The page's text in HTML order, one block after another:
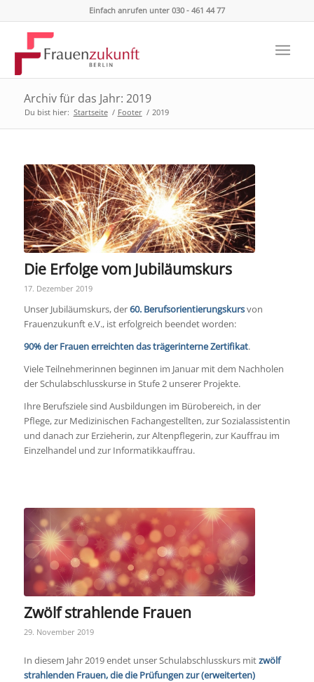
Einfach anrufen unter 030 - 461 44 77
Archiv für das Jahr: 2019
Du bist hier: Startseite / Footer / 2019
Die Erfolge vom Jubiläumskurs
17. Dezember 2019
Unser Jubiläumskurs, der60. Berufsorientierungskursvon
Frauenzukunft e.V., ist erfolgreich beendet worden:
90% der Frauen erreichten das trägerinterne Zertifikat.
Viele Teilnehmerinnen beginnen im Januar mit dem Nachholen
der Schulabschlusskurse in Stufe 2 unserer Projekte.
Ihre Berufsziele sind Ausbildungen im Bürobereich, in der
Pflege, zur Medizinischen Fachangestellten, zur Sozialassistentin
und danach zur Erzieherin, zur Altenpflegerin, zur Kauffrau im
Einzelhandel und zur Informatikkauffrau.
Zwölf strahlende Frauen
29. November 2019
In diesem Jahr 2019 endet unser Schulabschlusskurs mitzwölf
strahlenden Frauen, die die Prüfungen zur (erweiterten)